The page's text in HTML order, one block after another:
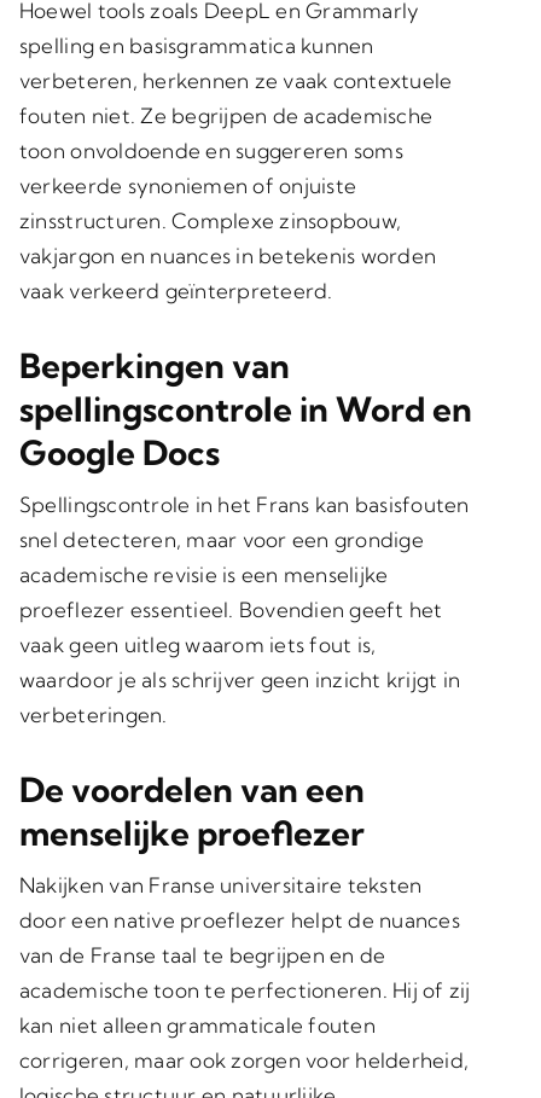
Hoewel tools zoals DeepL en Grammarly
spelling en basisgrammatica kunnen
verbeteren, herkennen ze vaak contextuele
fouten niet. Ze begrijpen de academische
toon onvoldoende en suggereren soms
verkeerde synoniemen of onjuiste
zinsstructuren.Complexe zinsopbouw,
vakjargon en nuances in betekenis worden
vaak verkeerd geïnterpreteerd.
Beperkingen van
spellingscontrole in Word en
Google Docs
Spellingscontrole in het Frans kan basisfouten
snel detecteren, maar voor een grondige
academische revisie is een menselijke
proeflezer essentieel. Bovendien geeft het
vaak geen uitleg waarom iets fout is,
waardoor je als schrijver geen inzicht krijgt in
verbeteringen.
De voordelen van een
menselijke proeflezer
Nakijken van Franse universitaire teksten
door een native proeflezer helpt de nuances
van de Franse taal te begrijpen en de
academische toon te perfectioneren. Hij of zij
kan niet alleen grammaticale fouten
corrigeren, maar ook zorgen voor helderheid,